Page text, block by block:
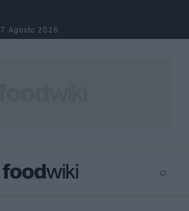
7 Agosto 2026
⌕